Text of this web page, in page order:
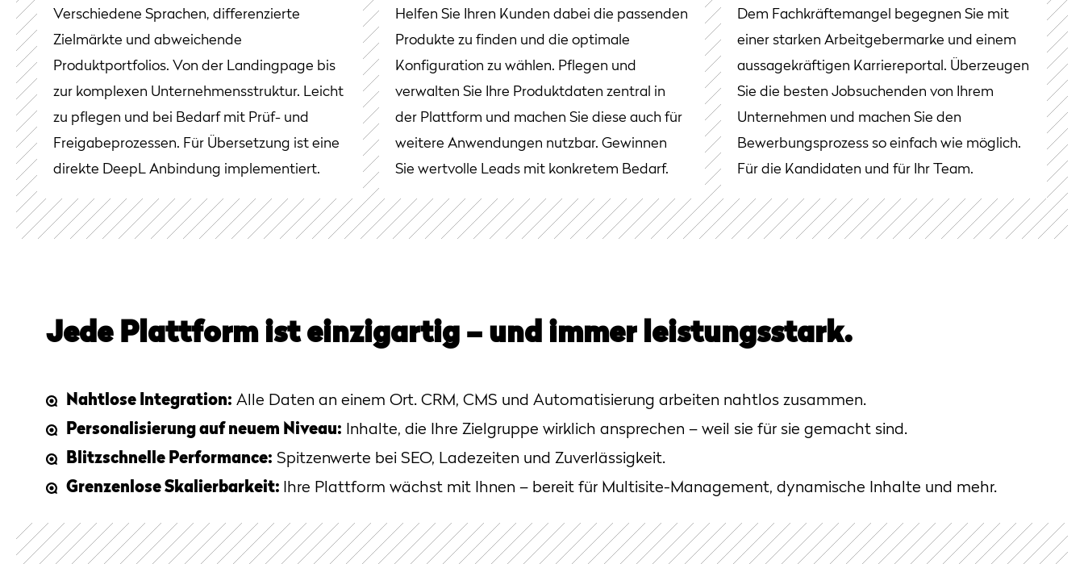
Verschiedene Sprachen, differenzierte
Zielmärkte und abweichende
Produktportfolios. Von der Landingpage bis
zur komplexen Unternehmensstruktur. Leicht
zu pflegen und bei Bedarf mit Prüf- und
Freigabeprozessen. Für Übersetzung ist eine
direkte DeepL Anbindung implementiert.
Helfen Sie Ihren Kunden dabei die passenden
Produkte zu finden und die optimale
Konfiguration zu wählen. Pflegen und
verwalten Sie Ihre Produktdaten zentral in
der Plattform und machen Sie diese auch für
weitere Anwendungen nutzbar. Gewinnen
Sie wertvolle Leads mit konkretem Bedarf.
Dem Fachkräftemangel begegnen Sie mit
einer starken Arbeitgebermarke und einem
aussagekräftigen Karriereportal. Überzeugen
Sie die besten Jobsuchenden von Ihrem
Unternehmen und machen Sie den
Bewerbungsprozess so einfach wie möglich.
Für die Kandidaten und für Ihr Team.
Jede Plattform ist einzigartig – und immer leistungsstark.
Nahtlose Integration: Alle Daten an einem Ort. CRM, CMS und Automatisierung arbeiten nahtlos zusammen.
Personalisierung auf neuem Niveau: Inhalte, die Ihre Zielgruppe wirklich ansprechen – weil sie für sie gemacht sind.
Blitzschnelle Performance: Spitzenwerte bei SEO, Ladezeiten und Zuverlässigkeit.
Grenzenlose Skalierbarkeit: Ihre Plattform wächst mit Ihnen – bereit für Multisite-Management, dynamische Inhalte und mehr.